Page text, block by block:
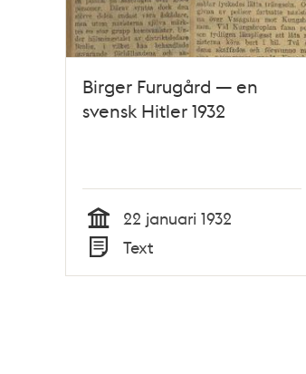
Birger Furugård — en
svensk Hitler 1932
Tid
22 januari 1932
Typ
Text